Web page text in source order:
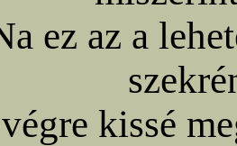
ez az a
kissé